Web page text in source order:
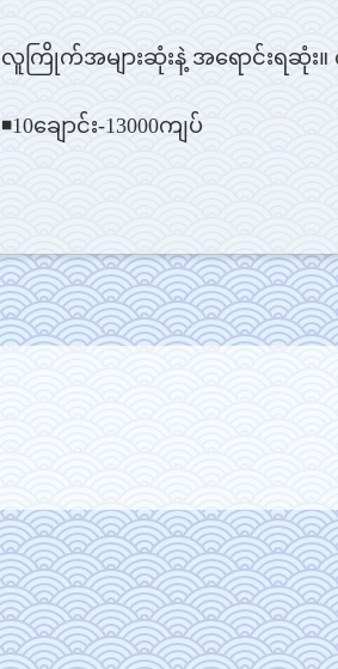
လူကြိုက်အများဆုံးနဲ့ အရောင်းရဆုံ
◾10ချောင်း-13000ကျပ်